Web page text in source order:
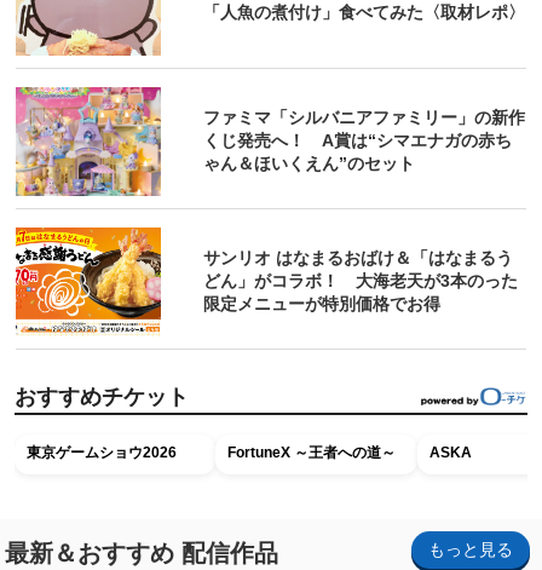
「人魚の煮付け」食べてみた〈取材レポ〉
ファミマ「シルバニアファミリー」の新作
くじ発売へ！ A賞は“シマエナガの赤ち
ゃん＆ほいくえん”のセット
サンリオ はなまるおばけ＆「はなまるう
どん」がコラボ！ 大海老天が3本のった
限定メニューが特別価格でお得
おすすめチケット
東京ゲームショウ2026 FortuneX ～王者への道～ ASKA
最新＆おすすめ 配信作品 もっと見る